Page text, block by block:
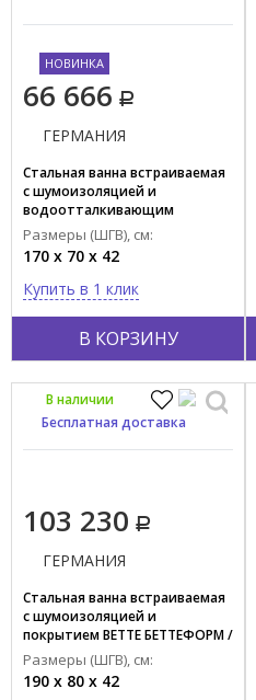
66 666
В КОРЗИНУ
ГЕРМАНИЯ
Стальная ванна встраиваемая
с шумоизоляцией и
водоотталкивающим
покрытием BETTE БЕТТЕФОРМ /
BETTEFORM 2945-000 PLUS AD
Размеры (ШГВ), см:
170 x 70 x 42
Купить в 1 клик
НОВИНКА
103 230
ГЕРМАНИЯ
Стальная ванна встраиваемая
с шумоизоляцией и
покрытием BETTE БЕТТЕФОРМ /
BETTEFORM 2951-000 PLUS AD
Размеры (ШГВ), см:
190 x 80 x 42
В наличии
Бесплатная доставка